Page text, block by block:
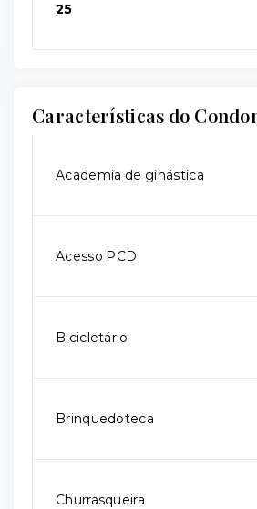
25
Características do
Academia de ginástica
Acesso PCD
Bicicletário
Brinquedoteca
Churrasqueira